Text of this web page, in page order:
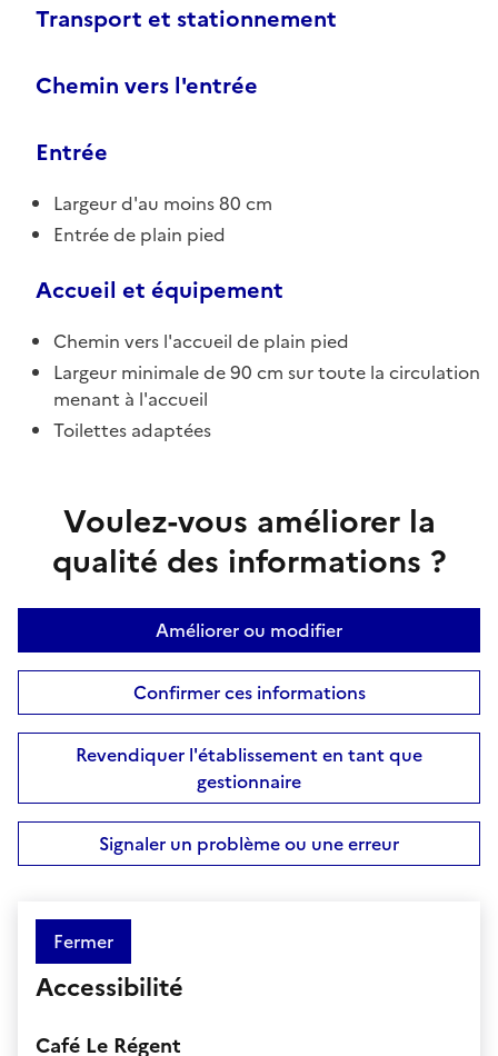
Transport et stationnement
Chemin vers l'entrée
Entrée
Largeur d'au moins 80 cm
Entrée de plain pied
Accueil et équipement
Chemin vers l'accueil de plain pied
Largeur minimale de 90 cm sur toute la circulation
menant à l'accueil
Toilettes adaptées
Voulez-vous améliorer la
qualité des informations ?
Améliorer ou modifier
Confirmer ces informations
Revendiquer l'établissement en tant que
gestionnaire
Signaler un problème ou une erreur
Fermer
Accessibilité
Café Le Régent